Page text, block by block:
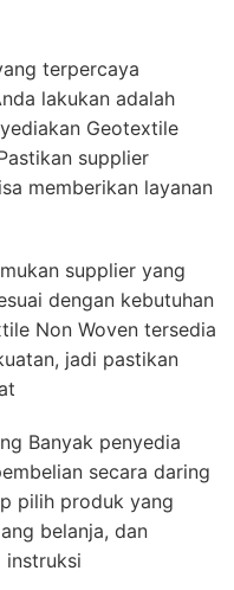
terpercaya
lakukan adalah
Geotextile
supplier
memberikan layanan
supplier yang
dengan kebutuhan
Non Woven tersedia
jadi pastikan
Banyak penyedia
secara daring
pilih produk yang
belanja, dan
instruksi